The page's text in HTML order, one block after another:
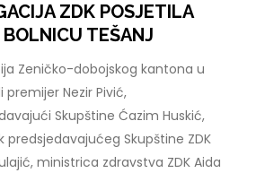
ZDK POSJETILA
TEŠANJ
Zeničko-dobojskog kantona u
premijer Nezir Pivić,
Skupštine Ćazim Huskić,
predsjedavajućeg Skupštine ZDK
ministrica zdravstva ZDK Aida